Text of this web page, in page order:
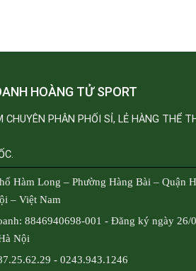
HOÀNG TỬ SPORT
CHUYÊN PHÂN PHỐI SỈ, LẺ HÀNG THỂ
Hàm Long – Phường Hàng Bài – Quận
– Việt Nam
8846940698-001 - Đăng ký ngày 26/
Nội
- 0243.943.1246